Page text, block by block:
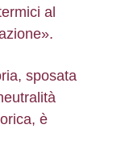
al
sposata
è